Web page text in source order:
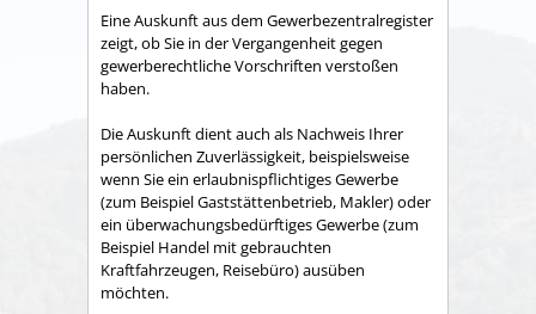
Eine Auskunft aus dem Gewerbezentralregister
zeigt, ob Sie in der Vergangenheit gegen
gewerberechtliche Vorschriften verstoßen
haben.
Die Auskunft dient auch als Nachweis Ihrer
persönlichen Zuverlässigkeit, beispielsweise
wenn Sie ein erlaubnispflichtiges Gewerbe
(zum Beispiel Gaststättenbetrieb, Makler) oder
ein überwachungsbedürftiges Gewerbe (zum
Beispiel Handel mit gebrauchten
Kraftfahrzeugen, Reisebüro) ausüben
möchten.